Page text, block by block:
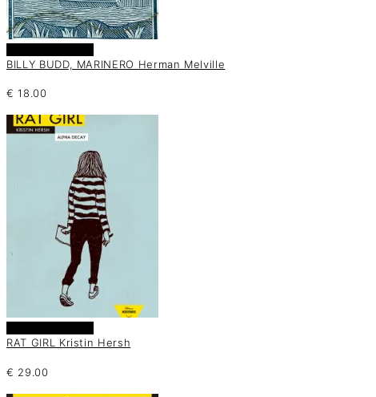
BILLY BUDD, MARINERO Herman Melville
€ 18.00
RAT GIRL Kristin Hersh
€ 29.00